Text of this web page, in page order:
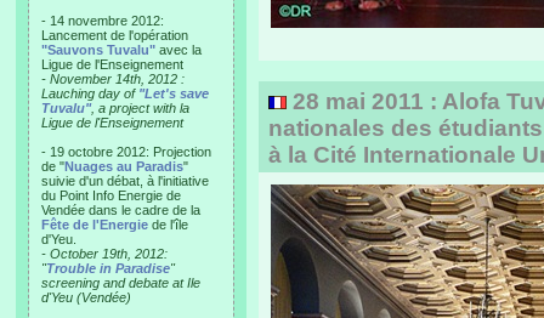
- 14 novembre 2012:
Lancement de l'opération
"Sauvons Tuvalu" avec la
Ligue de l'Enseignement
- November 14th, 2012 :
Lauching day of "Let's save
Tuvalu", a project with la
Ligue de l'Enseignement
- 19 octobre 2012: Projection
de "Nuages au Paradis"
suivie d'un débat, à l'initiative
du Point Info Energie de
Vendée dans le cadre de la
Fête de l'Energie de l'île
d'Yeu.
- October 19th, 2012:
"Trouble in Paradise"
screening and debate at Ile
d'Yeu (Vendée)
28 mai 2011 : Alofa
nationales des
à la Cité Internationale